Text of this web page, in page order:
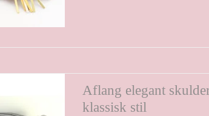
Aflang elegant
klassisk stil